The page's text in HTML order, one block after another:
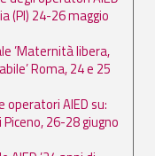
(PI) 24-26 maggio
’Maternità libera,
Roma, 24 e 25
operatori AIED su:
Piceno, 26-28 giugno